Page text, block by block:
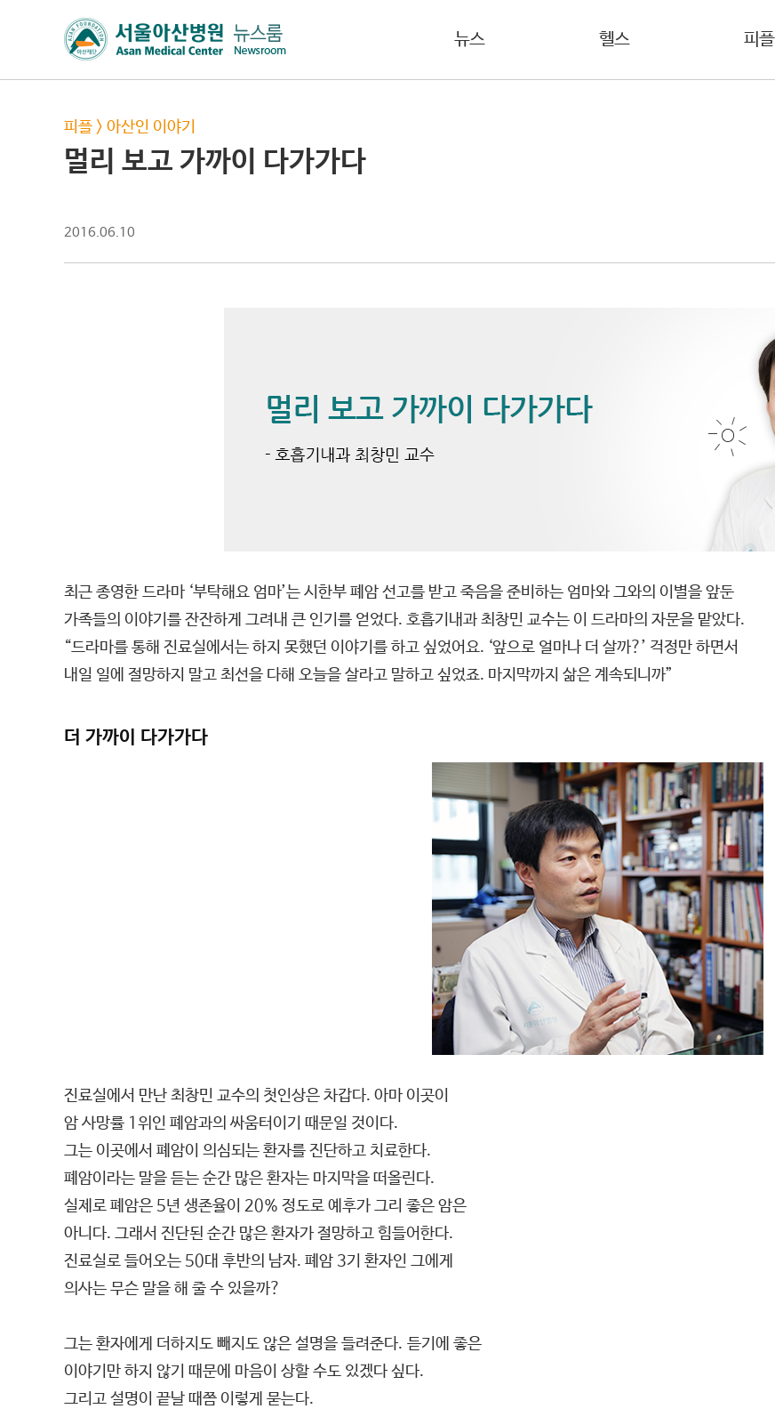
뉴스 헬스 피플
피플 > 아산인 이야기
멀리 보고 가까이 다가가다
2016.06.10
최근 종영한 드라마 ‘부탁해요 엄마’는 시한부 폐암 선고를 받고 죽음을 준비하는 엄마와 그와의 이별을 앞둔
가족들의 이야기를 잔잔하게 그려내 큰 인기를 얻었다. 호흡기내과 최창민 교수는 이 드라마의 자문을 맡았다.
“드라마를 통해 진료실에서는 하지 못했던 이야기를 하고 싶었어요. ‘앞으로 얼마나 더 살까?’ 걱정만 하면서
내일 일에 절망하지 말고 최선을 다해 오늘을 살라고 말하고 싶었죠. 마지막까지 삶은 계속되니까”
더 가까이 다가가다
진료실에서 만난 최창민 교수의 첫인상은 차갑다. 아마 이곳이
암 사망률 1위인 폐암과의 싸움터이기 때문일 것이다.
그는 이곳에서 폐암이 의심되는 환자를 진단하고 치료한다.
폐암이라는 말을 듣는 순간 많은 환자는 마지막을 떠올린다.
실제로 폐암은 5년 생존율이 20% 정도로 예후가 그리 좋은 암은
아니다. 그래서 진단된 순간 많은 환자가 절망하고 힘들어한다.
진료실로 들어오는 50대 후반의 남자. 폐암 3기 환자인 그에게
의사는 무슨 말을 해 줄 수 있을까?
그는 환자에게 더하지도 빼지도 않은 설명을 들려준다. 듣기에 좋은
이야기만 하지 않기 때문에 마음이 상할 수도 있겠다 싶다.
그리고 설명이 끝날 때쯤 이렇게 묻는다.